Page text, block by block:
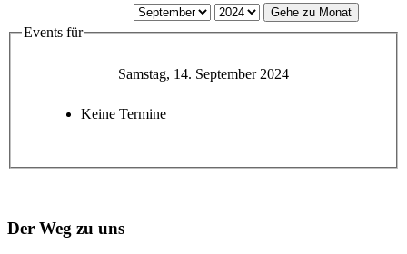
Gehe zu Monat
Events für
Samstag, 14. September 2024
Keine Termine
Der Weg zu uns